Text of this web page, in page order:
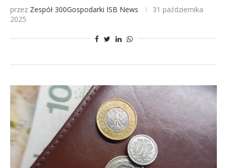
przez Zespół 300Gospodarki ISB News
31 października
2025